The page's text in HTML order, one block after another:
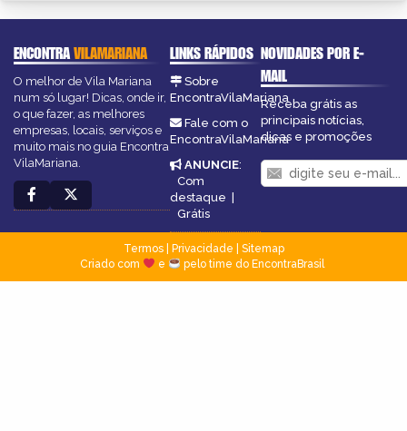
ENCONTRAVILAMARIANA
O melhor de Vila Mariana
num só lugar! Dicas, onde ir,
o que fazer, as melhores
empresas, locais, serviços e
muito mais no guia Encontra
VilaMariana.
LINKS RÁPIDOS
Sobre
EncontraVilaMariana
Fale com o
EncontraVilaMariana
ANUNCIE:
Com
destaque |
Grátis
NOVIDADES POR E-
MAIL
Receba grátis as
principais notícias,
dicas e promoções
Termos| Privacidade
Sitemap
Criado com
e pelo time do EncontraBrasil